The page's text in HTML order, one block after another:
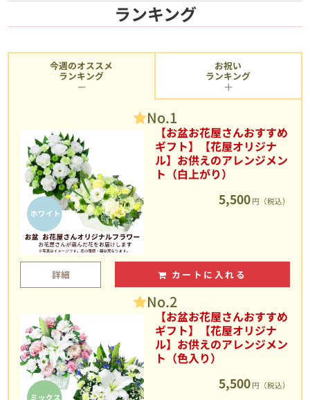
ランキング
今週のオススメ
ランキング
No.1
【お盆お花屋さんおすすめ
ギフト】【花屋オリジナ
ル】お供えのアレンジメン
ト（白上がり）
5,500 円（税込）
詳細 カートに入れる
No.2
【お盆お花屋さんおすすめ
ギフト】【花屋オリジナ
ル】お供えのアレンジメン
ト（色入り）
5,500 円（税込）
お祝い
ランキング